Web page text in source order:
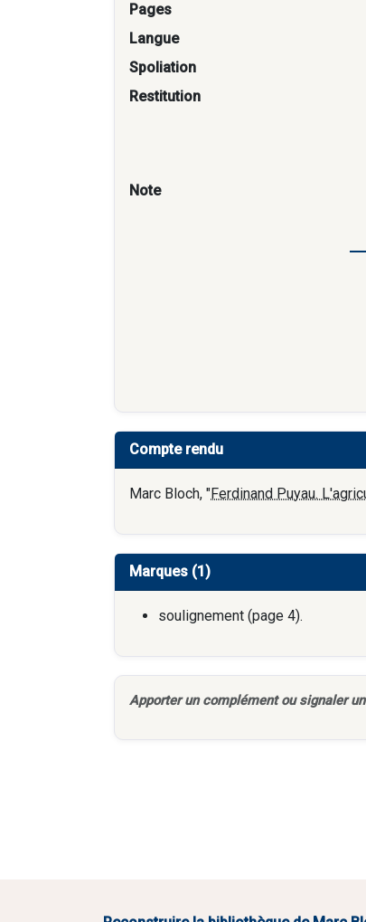
Pages
Langue
Spoliation
Restitution
Note
Compte rendu
Marc Bloch, "Ferdinand Puyau.
Marques (1)
soulignement (page 4).
Apporter un complément ou signaler